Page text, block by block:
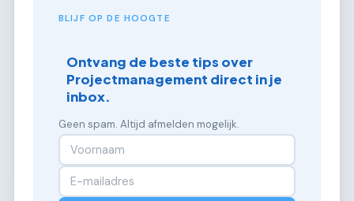
BLIJF OP DE HOOGTE
Ontvang de beste tips over
Projectmanagement direct in je
inbox.
Geen spam. Altijd afmelden mogelijk.